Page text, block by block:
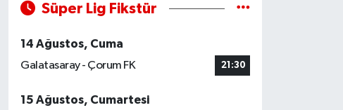
Süper Lig Fikstür
14 Ağustos, Cuma
Galatasaray - Çorum FK
21:30
15 Ağustos, Cumartesi